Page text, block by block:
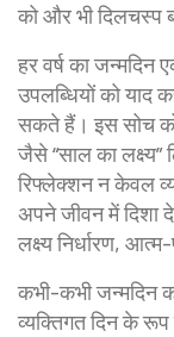
को और भी दिलचस्प
हर वर्ष का
उपलब्धियों को
सकते हैं। इस सोच
जैसे “साल का लक्ष्य”
रिफ्लेक्शन न केवल
अपने जीवन में
लक्ष्य निर्धारण,
कभी-कभी जन्मदिन
व्यक्तिगत दिन के रूप